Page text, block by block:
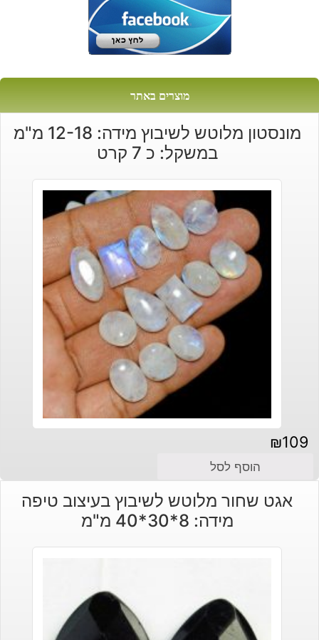
מוצרים באתר
מונסטון מלוטש לשיבוץ מידה: 12-18 מ"מ
במשקל: כ 7 קרט
₪109
הוסף לסל
אגט שחור מלוטש לשיבוץ בעיצוב טיפה
מידה: 8*30*40 מ"מ